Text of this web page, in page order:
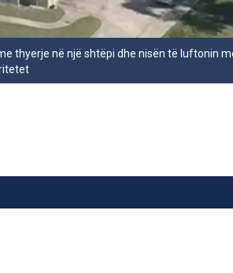
thyerje në një shtëpi dhe nisën të luftonin